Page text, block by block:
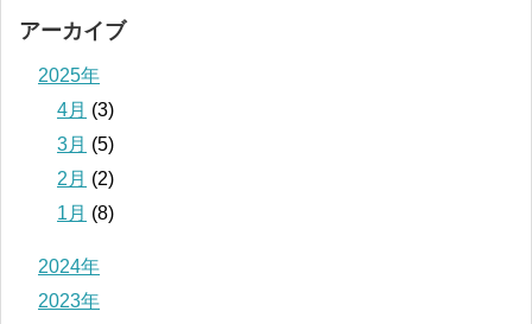
アーカイブ
2025年
4月 (3)
3月 (5)
2月 (2)
1月 (8)
2024年
2023年